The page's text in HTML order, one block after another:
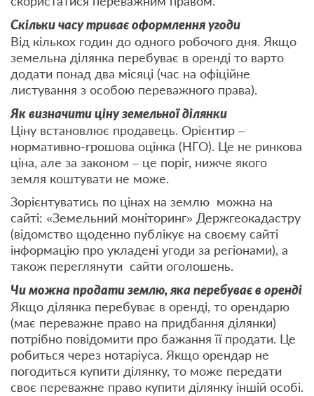
Скільки часу триває оформлення угоди
Від кількох годин до одного робочого дня. Якщо
земельна ділянка перебуває в оренді то варто
додати понад два місяці (час на офіційне
листування з особою переважного права).
Як визначити ціну земельної ділянки
Ціну встановлює продавець. Орієнтир –
нормативно-грошова оцінка (НГО). Це не ринкова
ціна, але за законом – це поріг, нижче якого
земля коштувати не може.
Зорієнтуватись по цінах на землю можна на
сайті: «Земельний моніторинг» Держгеокадастру
(відомство щоденно публікує на своєму сайті
інформацію про укладені угоди за регіонами), а
також переглянути сайти оголошень.
Чи можна продати землю, яка перебуває в оренді
Якщо ділянка перебуває в оренді, то орендарю
(має переважне право на придбання ділянки)
потрібно повідомити про бажання її продати. Це
робиться через нотаріуса. Якщо орендар не
погодиться купити ділянку, то може передати
своє переважне право купити ділянку іншій особі.